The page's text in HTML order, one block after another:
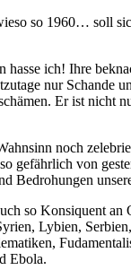
so 1960… soll
hasse ich! Ihre
nur Schande
Er ist nicht
noch
gefährlich von
Bedrohungen
so Konsiquent an
Lybien,
Ebola.